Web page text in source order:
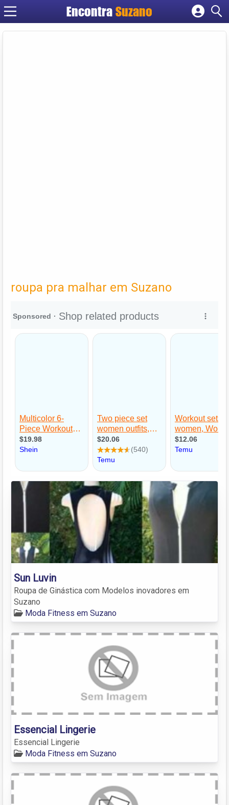
EncontraSuzano
Cadastrar empresa
roupa pra malhar em Suzano
Sun Luvin
Roupa de Ginástica com Modelos inovadores em
Suzano
Moda Fitness em Suzano
Essencial Lingerie
Essencial Lingerie
Moda Fitness em Suzano